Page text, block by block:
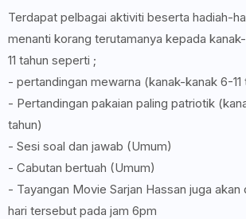
Terdapat pelbagai aktiviti beserta hadiah-
menanti korang terutamanya kepada
11 tahun seperti ;
- pertandingan mewarna (kanak-kanak 6-11
- Pertandingan pakaian paling patriotik
tahun)
- Sesi soal dan jawab (Umum)
- Cabutan bertuah (Umum)
- Tayangan Movie Sarjan Hassan juga akan
hari tersebut pada jam 6pm